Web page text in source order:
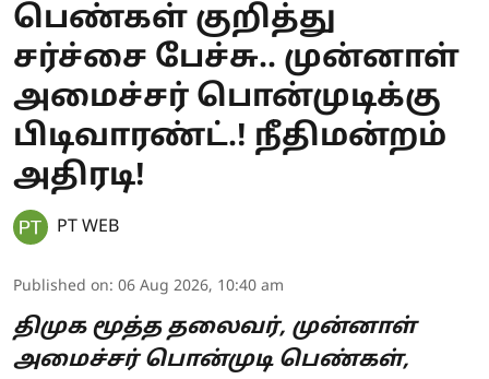
பெண்கள் குறித்து
சர்ச்சை பேச்சு.. முன்னாள்
அமைச்சர் பொன்முடிக்கு
பிடிவாரண்ட்.! நீதிமன்றம்
அதிரடி!
PT WEB
Published on: 06 Aug 2026, 10:40 am
திமுக மூத்த தலைவர், முன்னாள்
அமைச்சர் பொன்முடி பெண்கள்,